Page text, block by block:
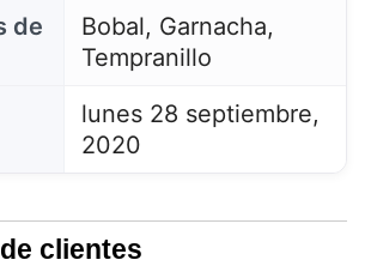
de
Bobal, Garnacha,
Tempranillo
lunes 28 septiembre,
2020
clientes